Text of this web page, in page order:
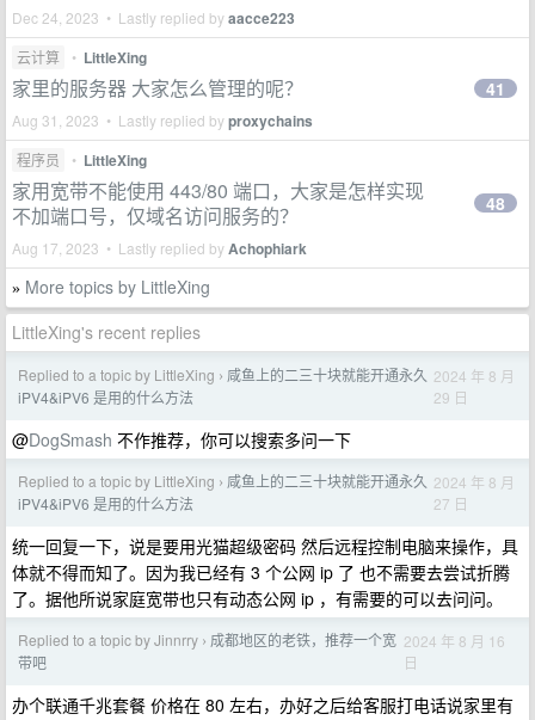
Dec 24, 2023 • Lastly replied byaacce223
云计算 • LittleXing
家里的服务器 大家怎么管理的呢？
Aug 31, 2023 • Lastly replied byproxychains
41
程序员 • LittleXing
家用宽带不能使用 443/80 端口，大家是怎样实现
不加端口号，仅域名访问服务的？
Aug 17, 2023 • Lastly replied byAchophiark
48
» More topics by LittleXing
LittleXing's recent replies
Replied to a topic by LittleXing › 咸鱼上的二三十块就能开通永久
iPV4&iPV6 是用的什么方法
2024 年 8 月
29 日
@DogSmash 不作推荐，你可以搜索多问一下
Replied to a topic by LittleXing › 咸鱼上的二三十块就能开通永久
iPV4&iPV6 是用的什么方法
2024 年 8 月
27 日
统一回复一下，说是要用光猫超级密码 然后远程控制电脑来操作，具
体就不得而知了。因为我已经有 3 个公网 ip 了 也不需要去尝试折腾
了。据他所说家庭宽带也只有动态公网 ip ，有需要的可以去问问。
Replied to a topic by Jinnrry › 成都地区的老铁，推荐一个宽
带吧
2024 年 8 月 16
日
办个联通千兆套餐 价格在 80 左右，办好之后给客服打电话说家里有